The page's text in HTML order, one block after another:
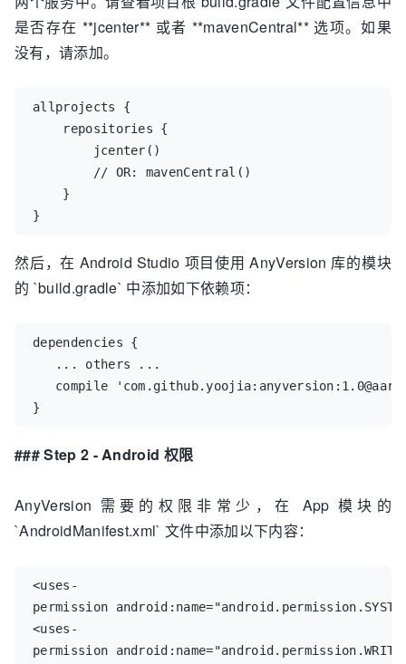
是否存在 **jcenter** 或者 **mavenCentral** 选项。如果
没有，请添加。
allprojects {
repositories {
jcenter()
// OR: mavenCentral()
}
}
然后，在 Android Studio 项目使用 AnyVersion 库的模块
的 `build.gradle` 中添加如下依赖项：
dependencies {
compile 'com.github.yoojia:anyversion:1.0@aar'
}
### Step 2 - Android 权限
AnyVersion 需要的权限非常少，在 App 模块的
`AndroidManifest.xml` 文件中添加以下内容：
<uses-
permission
<uses-
permission